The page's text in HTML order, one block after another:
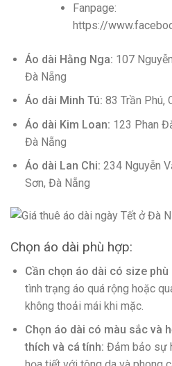
Fanpage:
https://
Áo dài Hằng Nga: 107
Đà Nẵng
Áo dài Minh Tú: 83 Trần Phú,
Áo dài Kim Loan: 123 Phan
Đà Nẵng
Áo dài Lan Chi: 234 Nguyễn
Sơn, Đà Nẵng
Chọn áo dài phù hợp:
Cần chọn áo dài có size
tình trạng áo quá rộng hoặc
không thoải mái khi mặc.
Chọn áo dài có màu sắc và
thích và cá tính: Đảm bảo sự